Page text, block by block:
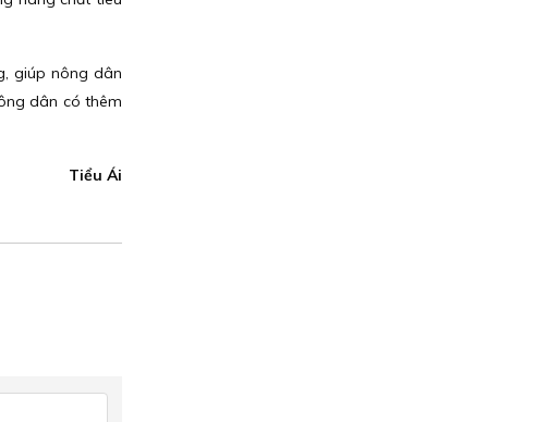
giúp nông dân
dân có thêm
Tiểu Ái